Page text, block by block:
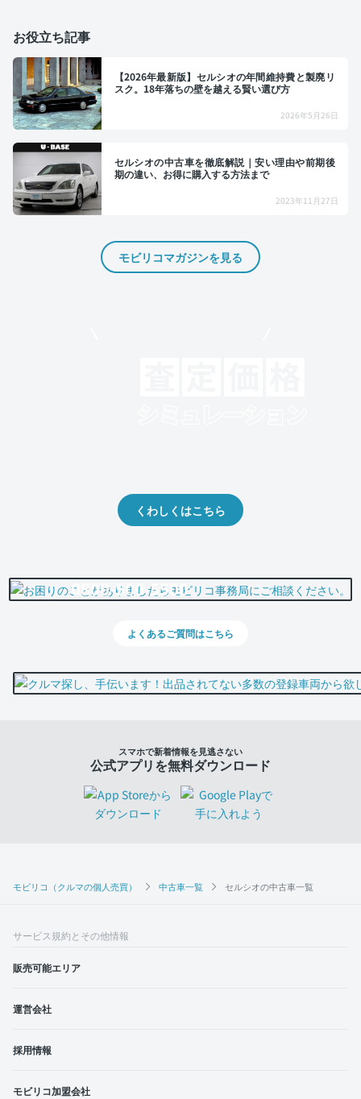
モビリコ（クルマの個人売買） 中古車一覧 セルシオの中古車一覧
お役立ち記事
【2026年最新版】セルシオの年間維持費と製廃リ
スク。18年落ちの壁を越える賢い選び方
2026年5月26日
セルシオの中古車を徹底解説｜安い理由や前期後
期の違い、お得に購入する方法まで
2023年11月27日
モビリコマガジンを見る
くわしくはこちら
0800-500-5500
よくあるご質問はこちら
スマホで新着情報を見逃さない
公式アプリを無料ダウンロード
サービス規約とその他情報
販売可能エリア
運営会社
採用情報
モビリコ加盟会社